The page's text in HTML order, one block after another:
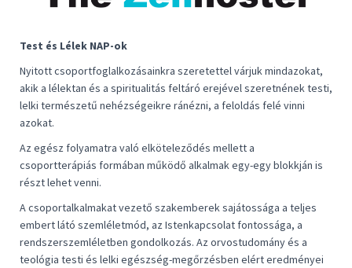
Test és Lélek NAP-ok
Nyitott csoportfoglalkozásainkra szeretettel várjuk mindazokat,
akik a lélektan és a spiritualitás feltáró erejével szeretnének testi,
lelki természetű nehézségeikre ránézni, a feloldás felé vinni
azokat.
Az egész folyamatra való elköteleződés mellett a
csoportterápiás formában működő alkalmak egy-egy blokkján is
részt lehet venni.
A csoportalkalmakat vezető szakemberek sajátossága a teljes
embert látó szemléletmód, az Istenkapcsolat fontossága, a
rendszerszemléletben gondolkozás. Az orvostudomány és a
teológia testi és lelki egészség-megőrzésben elért eredményei